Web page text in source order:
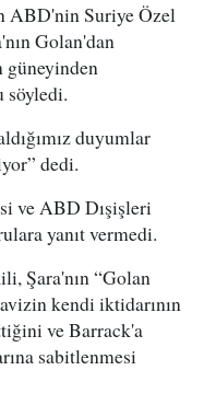
ABD'nin Suriye Özel
Golan'dan
güneyinden
söyledi.
duyumlar
dedi.
ve ABD Dışişleri
yanıt vermedi.
Şara'nın “Golan
kendi iktidarının
ve Barrack'a
sabitlenmesi